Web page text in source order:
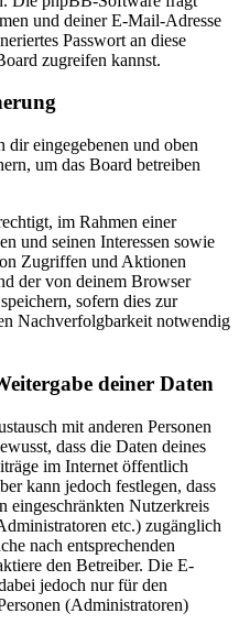
und deiner E-Mail-Adresse
Passwort an diese
zugreifen kannst.
dir eingegebenen und oben
um das Board betreiben
im Rahmen einer
und seinen Interessen sowie
Zugriffen und Aktionen
der von deinem Browser
sofern dies zur
Nachverfolgbarkeit notwendig
deiner Daten
mit anderen Personen
dass die Daten deines
im Internet öffentlich
kann jedoch festlegen, dass
eingeschränkten Nutzerkreis
etc.) zugänglich
nach entsprechenden
den Betreiber. Die E-
jedoch nur für den
(Administratoren)